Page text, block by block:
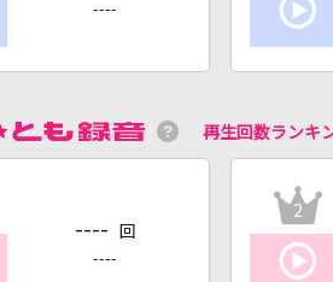
----
再生回数ランキ
---- 回
----
2